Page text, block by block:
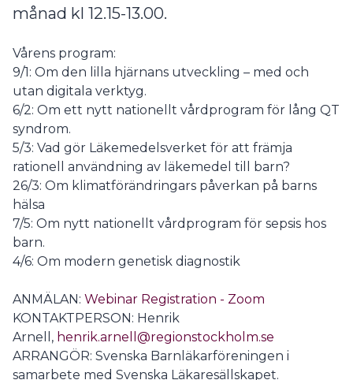
månad kl 12.15-13.00.
Vårens program:
9/1: Om den lilla hjärnans utveckling – med och
utan digitala verktyg.
6/2: Om ett nytt nationellt vårdprogram för lång QT
syndrom.
5/3: Vad gör Läkemedelsverket för att främja
rationell användning av läkemedel till barn?
26/3: Om klimatförändringars påverkan på barns
hälsa
7/5: Om nytt nationellt vårdprogram för sepsis hos
barn.
4/6: Om modern genetisk diagnostik
ANMÄLAN: Webinar Registration - Zoom
KONTAKTPERSON: Henrik
Arnell, henrik.arnell@regionstockholm.se
ARRANGÖR: Svenska Barnläkarföreningen i
samarbete med Svenska Läkaresällskapet.